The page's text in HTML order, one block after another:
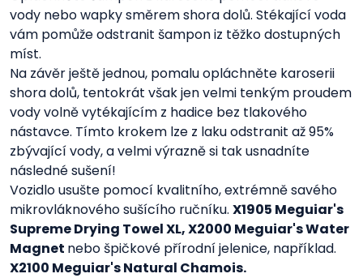
vody nebo wapky směrem shora dolů. Stékající voda
vám pomůže odstranit šampon iz těžko dostupných
míst.
Na závěr ještě jednou, pomalu opláchněte karoserii
shora dolů, tentokrát však jen velmi tenkým proudem
vody volně vytékajícím z hadice bez tlakového
nástavce. Tímto krokem lze z laku odstranit až 95%
zbývající vody, a velmi výrazně si tak usnadníte
následné sušení!
Vozidlo usušte pomocí kvalitního, extrémně savého
mikrovláknového sušícího ručníku. X1905 Meguiar's
Supreme Drying Towel XL, X2000 Meguiar's Water
Magnet nebo špičkové přírodní jelenice, například.
X2100 Meguiar's Natural Chamois.